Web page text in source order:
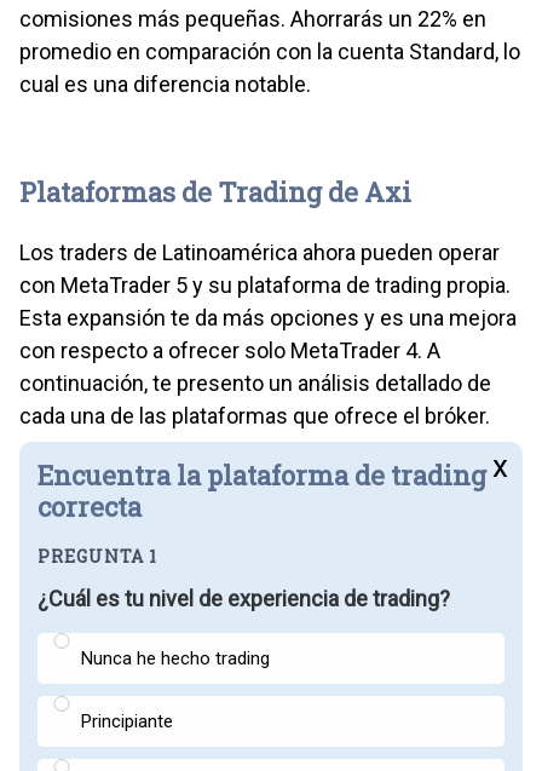
comisiones más pequeñas. Ahorrarás un 22% en
promedio en comparación con la cuenta Standard, lo
cual es una diferencia notable.
Plataformas de Trading de Axi
Los traders de Latinoamérica ahora pueden operar
con MetaTrader 5 y su plataforma de trading propia.
Esta expansión te da más opciones y es una mejora
con respecto a ofrecer solo MetaTrader 4. A
continuación, te presento un análisis detallado de
cada una de las plataformas que ofrece el bróker.
Encuentra la plataforma de trading
correcta
PREGUNTA 1
¿Cuál es tu nivel de experiencia de trading?
Nunca he hecho trading
Principiante
x